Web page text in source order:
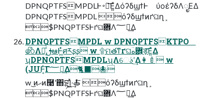
DPNQPTFSMPDLͰ࠾༻͞Ε͍ͯΔόʔδϣϯͰ ύοέʔδΛೖΕΔ
DPNQPTFSMPDL όʔδϣϯͷґଘղܾ
$PNQPTFSͰґଘؔ܎Λ؅ཧ͢Δ
DPNQPTFSMPDL w DPNQPTFSKTPO
෯Λར͔ͤͯࢦఆͰ͖ͯศརʂʂ w ۩ମతͳґଘؔ܎͕هड़͞Ε͍ͯΔ
ʮDPNQPTFSMPDLʯΛେࣄʹ͢Δ👩🍼 w
(JUͰ͔ͬ͠Γ؅ཧ͢Δ🐈⬛🐙
w ͜ͷޙͷ࿩ʹ΋བྷΊ͍͖ͯ·͢🍝 όʔδϣϯͷґଘղܾ
$PNQPTFSͰґଘؔ܎Λ؅ཧ͢Δ